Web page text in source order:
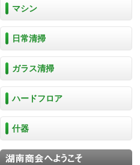
マシン
日常清掃
ガラス清掃
ハードフロア
什器